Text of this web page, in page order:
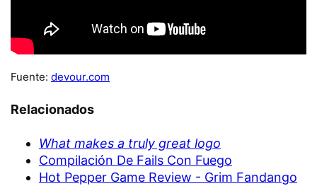
Fuente: devour.com
Relacionados
What makes a truly great logo
Compilación De Fails Con Fuego
Hot Pepper Game Review - Grim Fandango